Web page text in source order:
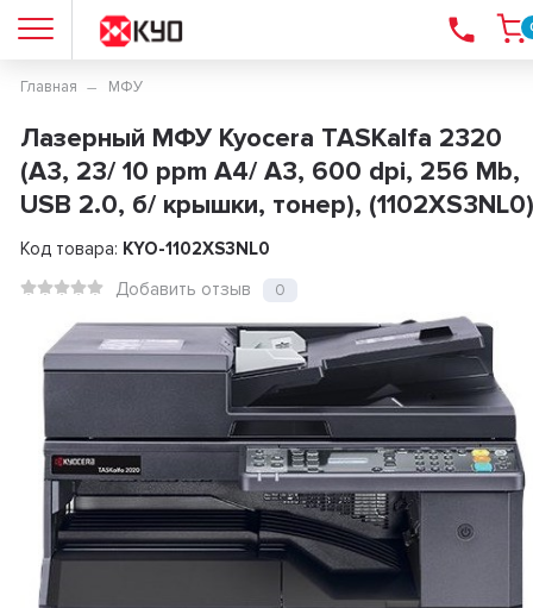
Главная МФУ
Лазерный МФУ Kyocera TASKalfa 2320
(A3, 23/ 10 ppm А4/ A3, 600 dpi, 256 Mb,
USB 2.0, б/ крышки, тонер), (1102XS3NL0)
Код товара: KYO-1102XS3NL0
Добавить отзыв
0